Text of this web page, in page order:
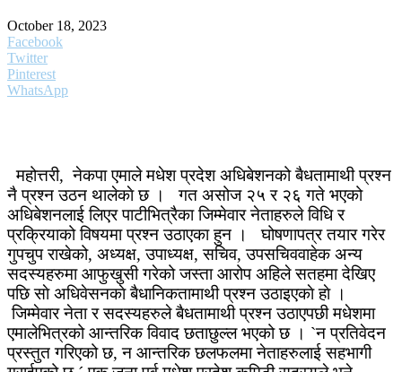
October 18, 2023
Facebook
Twitter
Pinterest
WhatsApp
महोत्तरी, नेकपा एमाले मधेश प्रदेश अधिबेशनको बैधतामाथी प्रश्न
नै प्रश्न उठन थालेकाे छ । गत असोज २५ र २६ गते भएको
अधिबेशनलाई लिएर पाटीभित्रैका जिम्मेवार नेताहरुले विधि र
प्रक्रियाको विषयमा प्रश्न उठाएका हुन । घोषणापत्र तयार गरेर
गुपचुप राखेको, अध्यक्ष, उपाध्यक्ष, सचिव, उपसचिववाहेक अन्य
सदस्यहरुमा आफुखुसी गरेको जस्ता आरोप अहिले सतहमा देखिए
पछि साे अधिवेसनकाे बैधानिकतामाथी प्रश्न उठाइएकाे हाे ।
जिम्मेवार नेता र सदस्यहरुले बैधतामाथी प्रश्न उठाएपछी मधेशमा
एमालेभित्रको आन्तरिक विवाद छताछुल्ल भएको छ । `न प्रतिवेदन
प्रस्तुत गरिएको छ, न आन्तरिक छलफलमा नेताहरुलाई सहभागी